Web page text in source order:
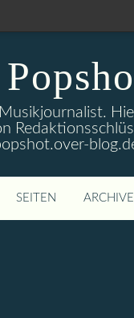
SEITEN ARCHIVE